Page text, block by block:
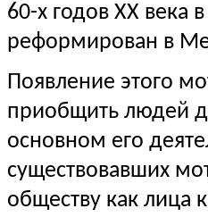
60-х годов XX века
реформирован в
Появление этого
приобщить людей
основном его
существовавших
обществу как